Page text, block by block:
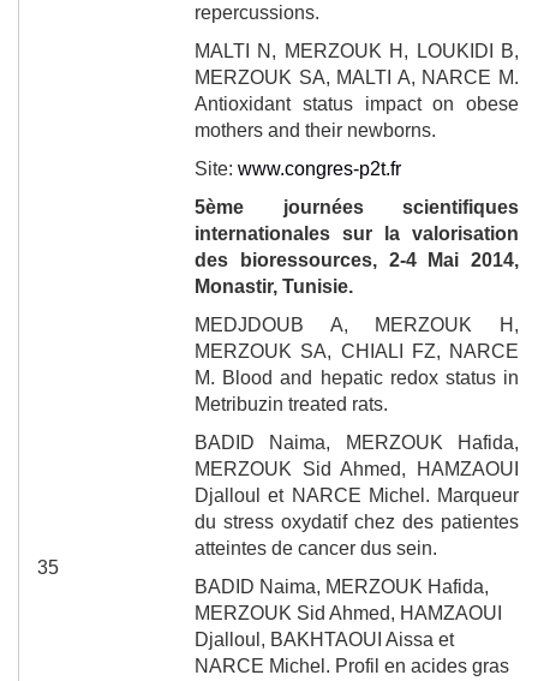
repercussions.
MALTI N , MERZOUK H, LOUKIDI B,
MERZOUK SA, MALTI A, NARCE M.
Antioxidant status impact on obese
mothers and their newborns.
Site: www.congres-p2t.fr
35
5ème journées scientifiques
internationales sur la valorisation
des bioressources, 2-4 Mai 2014,
Monastir, Tunisie.
MEDJDOUB A, MERZOUK H,
MERZOUK SA, CHIALI FZ, NARCE
M. Blood and hepatic redox status in
Metribuzin treated rats.
BADID Naima, MERZOUK Hafida,
MERZOUK Sid Ahmed, HAMZAOUI
Djalloul et NARCE Michel . Marqueur
du stress oxydatif chez des patientes
atteintes de cancer dus sein.
BADID Naima, MERZOUK Hafida,
MERZOUK Sid Ahmed, HAMZAOUI
Djalloul, BAKHTAOUI Aissa et
NARCE Michel. Profil en acides gras